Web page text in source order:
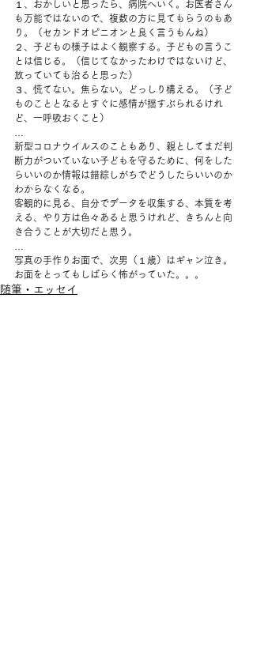
１、おかしいと思ったら、病院へいく。お医者さん
も万能ではないので、複数の方に見てもらうのもあ
り。（セカンドオピニオンと良く言うもんね）
２、子どもの様子はよく観察する。子どもの言うこ
とは信じる。（信じてなかったわけではないけど、
放っていても治ると思った）
３、慌てない。焦らない。どっしり構える。（子ど
ものこととなるとすぐに感情が揺すぶられるけれ
ど、一呼吸おくこと）
新型コロナウイルスのこともあり、親としてまだ判
断力がついていない子どもを守るために、何をした
らいいのか情報は錯綜しがちでどうしたらいいのか
わからなくなる。
客観的に見る、自分でデータを収集する、本質を考
える、やり方は色々あると思うけれど、きちんと向
き合うことが大切だと思う。
写真の手作りお面で、次男（１歳）はギャン泣き。
お面をとってもしばらく怖がっていた。。。
随筆・エッセイ